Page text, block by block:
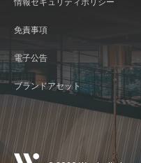
よくあるご質問
新卒採用
Wantedly Visit / Admin に関して
情報セキュリティポリシー
免責事項
電子公告
ブランドアセット